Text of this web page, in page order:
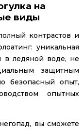
на
виды
контрастов и
уникальная
в ледяной воде, не
защитным
безопасный опыт,
опытных
вы сможете